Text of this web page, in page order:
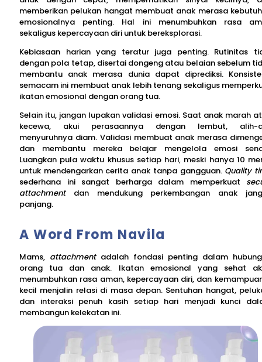
memberikan pelukan hangat membuat anak merasa
emosionalnya penting. Hal ini menumbuhkan rasa
sekaligus kepercayaan diri untuk bereksplorasi.
Kebiasaan harian yang teratur juga penting. Rutinitas
dengan pola tetap, disertai dongeng atau belaian sebelum
membantu anak merasa dunia dapat diprediksi.
semacam ini membuat anak lebih tenang sekaligus
ikatan emosional dengan orang tua.
Selain itu, jangan lupakan validasi emosi. Saat anak marah
kecewa, akui perasaannya dengan lembut, alih-
menyuruhnya diam. Validasi membuat anak merasa
dan membantu mereka belajar mengelola emosi
Luangkan pula waktu khusus setiap hari, meski hanya 10
untuk mendengarkan cerita anak tanpa gangguan. Quality
sederhana ini sangat berharga dalam memperkuat
attachmentdan mendukung perkembangan anak
panjang.
A Word From Navila
Mams, attachment adalah fondasi penting dalam
orang tua dan anak. Ikatan emosional yang sehat
menumbuhkan rasa aman, kepercayaan diri, dan
kecil menjalin relasi di masa depan. Sentuhan hangat,
dan interaksi penuh kasih setiap hari menjadi kunci
membangun kelekatan ini.